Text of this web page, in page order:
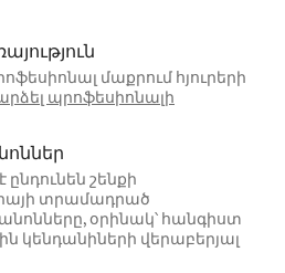
մաքրում հյուրերի
պրոֆեսիոնալի
ընդունեն շենքի
տրամադրած
օրինակ՝ հանգիստ
կենդանիների վերաբերյալ